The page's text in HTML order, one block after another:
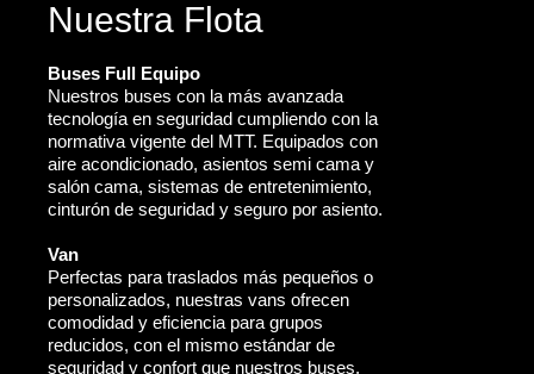
Nuestra Flota
Buses Full Equipo
Nuestros buses con la más avanzada
tecnología en seguridad cumpliendo con la
normativa vigente del MTT. Equipados con
aire acondicionado, asientos semi cama y
salón cama, sistemas de entretenimiento,
cinturón de seguridad y seguro por asiento.
Van
Perfectas para traslados más pequeños o
personalizados, nuestras vans ofrecen
comodidad y eficiencia para grupos
reducidos, con el mismo estándar de
seguridad y confort que nuestros buses.